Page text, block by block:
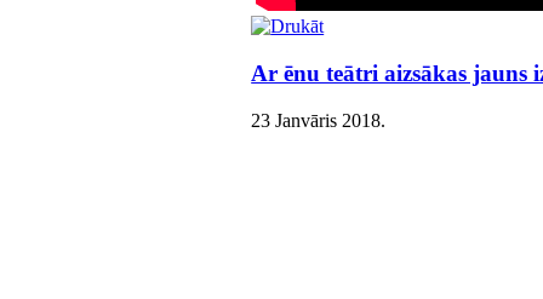
Ar ēnu teātri aizsākas jauns
23 Janvāris 2018.